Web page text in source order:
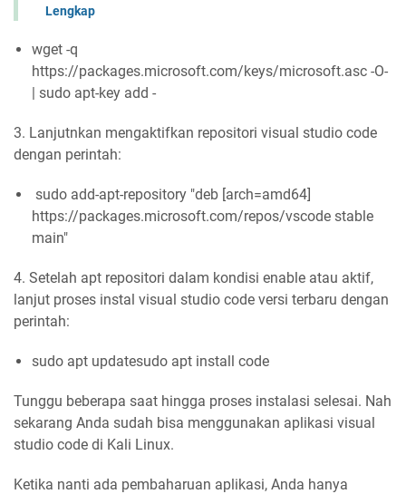
Lengkap
wget -q
https://packages.microsoft.com/keys/microsoft.asc -O-
| sudo apt-key add -
3. Lanjutnkan mengaktifkan repositori visual studio code
dengan perintah:
sudo add-apt-repository "deb [arch=amd64]
https://packages.microsoft.com/repos/vscode stable
main"
4. Setelah apt repositori dalam kondisi enable atau aktif,
lanjut proses instal visual studio code versi terbaru dengan
perintah:
sudo apt updatesudo apt install code
Tunggu beberapa saat hingga proses instalasi selesai. Nah
sekarang Anda sudah bisa menggunakan aplikasi visual
studio code di Kali Linux.
Ketika nanti ada pembaharuan aplikasi, Anda hanya